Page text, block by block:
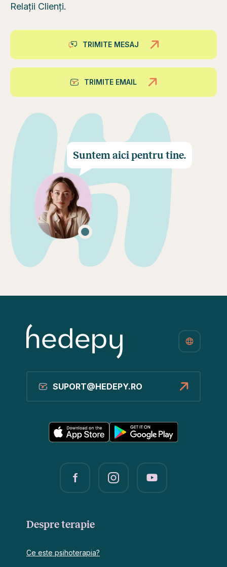
Relații Clienți.
TRIMITE MESAJ
TRIMITE EMAIL
Suntem aici pentru tine.
SUPORT@HEDEPY.RO
Despre terapie
Ce este psihoterapia?